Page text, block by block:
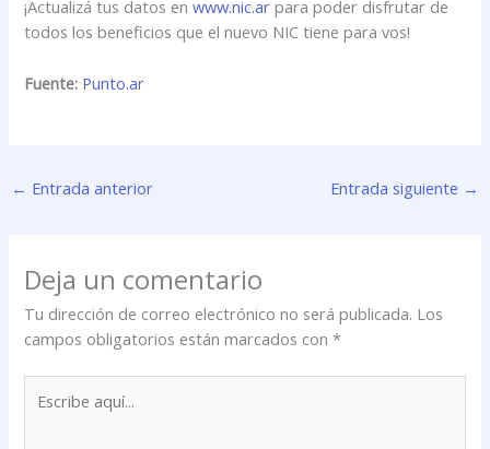
¡Actualizá tus datos enwww.nic.ar para poder disfrutar de
todos los beneficios que el nuevo NIC tiene para vos!
Fuente: Punto.ar
← Entrada anterior Entrada siguiente →
Deja un comentario
Tu dirección de correo electrónico no será publicada. Los
campos obligatorios están marcados con*
aquí...